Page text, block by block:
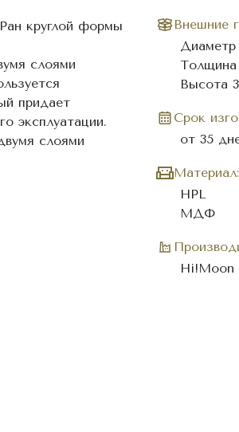
круглой формы
слоями
придает
эксплуатации.
слоями
Внешние
Диаметр
Высота
Cрок
от 35
Материал:
HPL
МДФ
Hi!Moon